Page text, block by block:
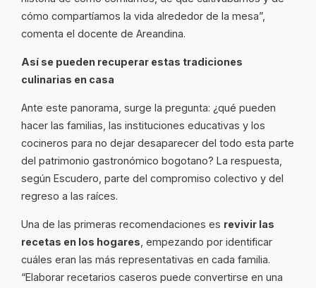
cómo compartíamos la vida alrededor de la mesa”,
comenta el docente de Areandina.
Así se pueden recuperar estas tradiciones
culinarias en casa
Ante este panorama, surge la pregunta: ¿qué pueden
hacer las familias, las instituciones educativas y los
cocineros para no dejar desaparecer del todo esta parte
del patrimonio gastronómico bogotano? La respuesta,
según Escudero, parte del compromiso colectivo y del
regreso a las raíces.
Una de las primeras recomendaciones es revivir las
recetas en los hogares , empezando por identificar
cuáles eran las más representativas en cada familia.
“Elaborar recetarios caseros puede convertirse en una